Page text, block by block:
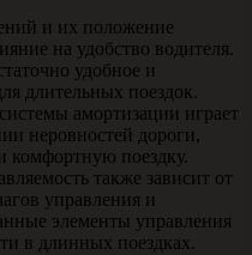
и их положение
на удобство водителя.
удобное и
длительных поездок.
амортизации играет
неровностей дороги,
комфортную поездку.
также зависит от
управления и
элементы управления
в длинных поездках.